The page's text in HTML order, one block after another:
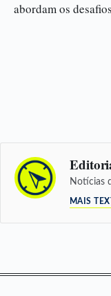
abordam os
Notícias
MAIS